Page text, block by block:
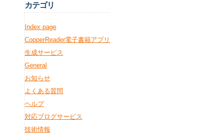
カテゴリ
Index page
CopperReader電子書籍アプリ
生成サービス
General
お知らせ
よくある質問
ヘルプ
対応ブログサービス
技術情報